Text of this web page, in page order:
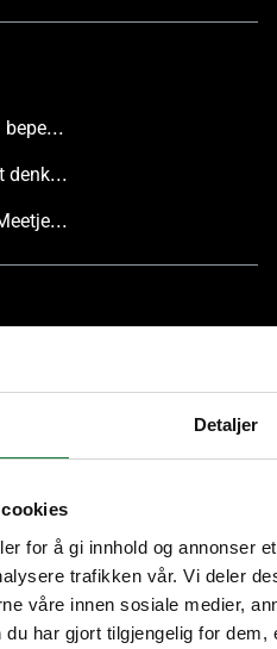
Detaljer
for å gi innhold og annonser
trafikken vår. Vi deler
våre innen sosiale medier,
har gjort tilgjengelig for
Water en architectuur: van beperking tot inspiratie
5 dingen waar je aan moet denken voordat je een nieuw huis bouwt
Privéwoning nieuwbouw, Meetjesland